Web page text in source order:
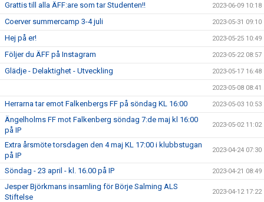
Grattis till alla ÄFF:are som tar Studenten!! 2023-06-09 10:18
Coerver summercamp 3-4 juli 2023-05-31 09:10
Hej på er! 2023-05-25 10:49
Följer du ÄFF på Instagram 2023-05-22 08:57
Glädje - Delaktighet - Utveckling 2023-05-17 16:48
2023-05-08 08:41
Herrarna tar emot Falkenbergs FF på söndag KL 16:00 2023-05-03 10:53
Ängelholms FF mot Falkenberg söndag 7:de maj kl 16:00
på IP
2023-05-02 11:02
Extra årsmöte torsdagen den 4 maj KL 17:00 i klubbstugan
på IP
2023-04-24 07:30
Söndag - 23 april - kl. 16.00 på IP 2023-04-21 08:49
Jesper Björkmans insamling för Börje Salming ALS
Stiftelse
2023-04-12 17:22